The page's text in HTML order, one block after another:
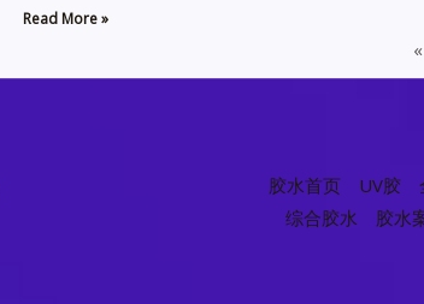
Read More »
胶水首页 UV胶
综合胶水
胶水